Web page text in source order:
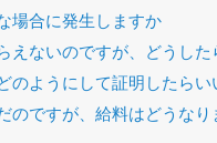
場合に発生しますか
えないのですが、どうした
のようにして証明したらい
のですが、給料はどうなり